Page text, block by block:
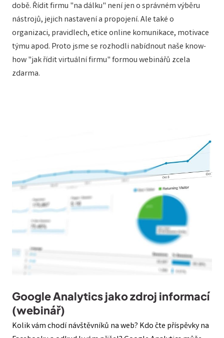
době. Řídit firmu "na dálku" není jen o správném výběru
nástrojů, jejich nastavení a propojení. Ale také o
organizaci, pravidlech, etice online komunikace, motivace
týmu apod. Proto jsme se rozhodli nabídnout naše know-
how "jak řídit virtuální firmu" formou webinářů zcela
zdarma.
Google Analytics jako zdroj informací
(webinář)
Kolik vám chodí návštěvníků na web? Kdo čte příspěvky na